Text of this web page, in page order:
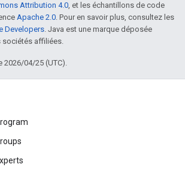
Attribution 4.0, et les échantillons de code
Apache 2.0. Pour en savoir plus, consultez les
Developers. Java est une marque déposée
sociétés affiliées.
2026/04/25 (UTC).